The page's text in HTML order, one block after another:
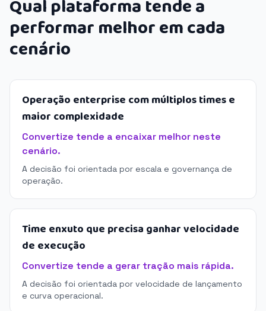
Qual plataforma tende a
performar melhor em cada
cenário
Operação enterprise com múltiplos times e
maior complexidade
Convertize tende a encaixar melhor neste
cenário.
A decisão foi orientada por escala e governança de
operação.
Time enxuto que precisa ganhar velocidade
de execução
Convertize tende a gerar tração mais rápida.
A decisão foi orientada por velocidade de lançamento
e curva operacional.